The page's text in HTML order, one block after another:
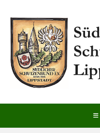
Inhalt
springen